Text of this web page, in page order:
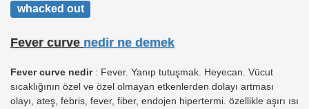
whacked out
Fever curve nedir ne demek
Fever curve nedir: Fever. Yanıp tutuşmak. Heyecan. Vücut
sıcaklığının özel ve özel olmayan etkenlerden dolayı artması
olayı, ateş, febris, fever, fiber, endojen hipertermi. özellikle aşırı ısı